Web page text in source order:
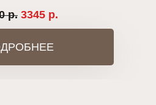
р. 3345 р.